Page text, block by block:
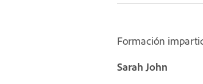
Formación
Sarah John